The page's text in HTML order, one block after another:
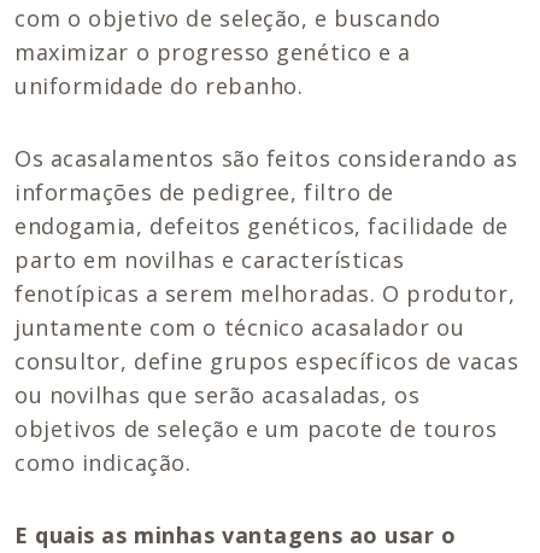
com o objetivo de seleção, e buscando
maximizar o progresso genético e a
uniformidade do rebanho.
Os acasalamentos são feitos considerando as
informações de pedigree, filtro de
endogamia, defeitos genéticos, facilidade de
parto em novilhas e características
fenotípicas a serem melhoradas. O produtor,
juntamente com o técnico acasalador ou
consultor, define grupos específicos de vacas
ou novilhas que serão acasaladas, os
objetivos de seleção e um pacote de touros
como indicação.
E quais as minhas vantagens ao usar o